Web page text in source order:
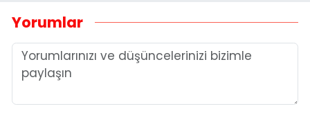
Yorumlar